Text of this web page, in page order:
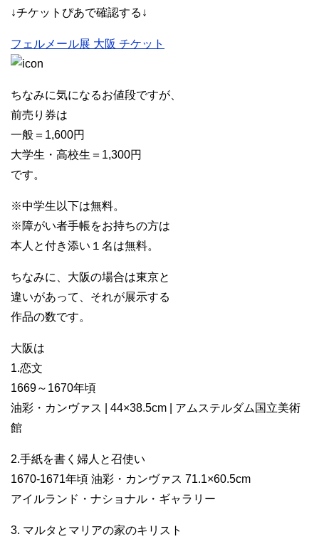
↓チケットぴあで確認する↓
フェルメール展 大阪 チケット
ちなみに気になるお値段ですが、
前売り券は
一般＝1,600円
大学生・高校生＝1,300円
です。
※中学生以下は無料。
※障がい者手帳をお持ちの方は
本人と付き添い１名は無料。
ちなみに、大阪の場合は東京と
違いがあって、それが展示する
作品の数です。
大阪は
1.恋文
1669～1670年頃
油彩・カンヴァス | 44×38.5cm | アムステルダム国立美術
館
2.手紙を書く婦人と召使い
1670-1671年頃 油彩・カンヴァス 71.1×60.5cm
アイルランド・ナショナル・ギャラリー
3. マルタとマリアの家のキリスト